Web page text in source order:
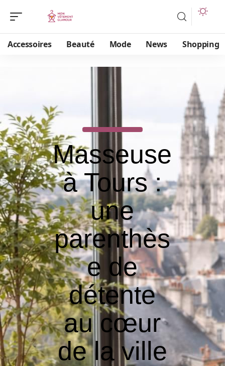
Accessoires Beauté Mode News Shopping
Masseuse
à Tours :
une
parenthès
e de
détente
au cœur
de la ville